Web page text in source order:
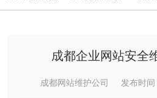
成都企业网站安全
成都网站维护公司 发布时间